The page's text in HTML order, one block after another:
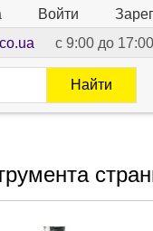
Войти
с 9:00 до
Найти